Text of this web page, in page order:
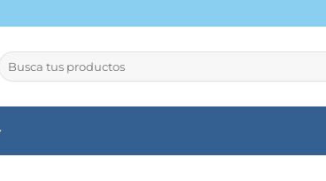
Buscar
por: